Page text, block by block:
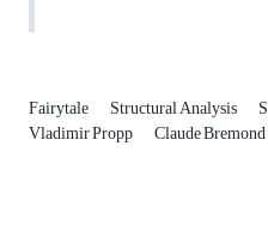
Fairytale Structural Analysis
Vladimir Propp Claude Bremond